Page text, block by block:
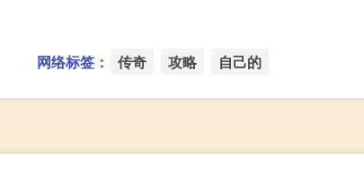
网络标签： 传奇 攻略 自己的